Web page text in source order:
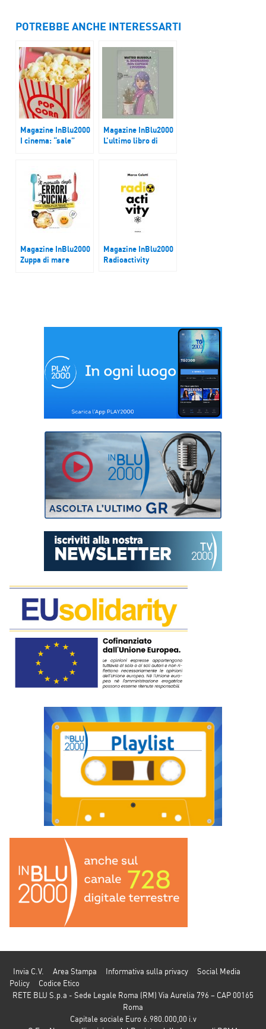
POTREBBE ANCHE INTERESSARTI
Magazine InBlu2000
I cinema: “sale”
Magazine InBlu2000
L’ultimo libro di
Magazine InBlu2000
Zuppa di mare
Magazine InBlu2000
Radioactivity
Invia C.V. Area Stampa Informativa sulla privacy
Social Media
Policy
Codice Etico
RETE BLU S.p.a - Sede Legale Roma (RM) Via Aurelia 796 – CAP 00165
Roma
Capitale sociale Euro 6.980.000,00 i.v